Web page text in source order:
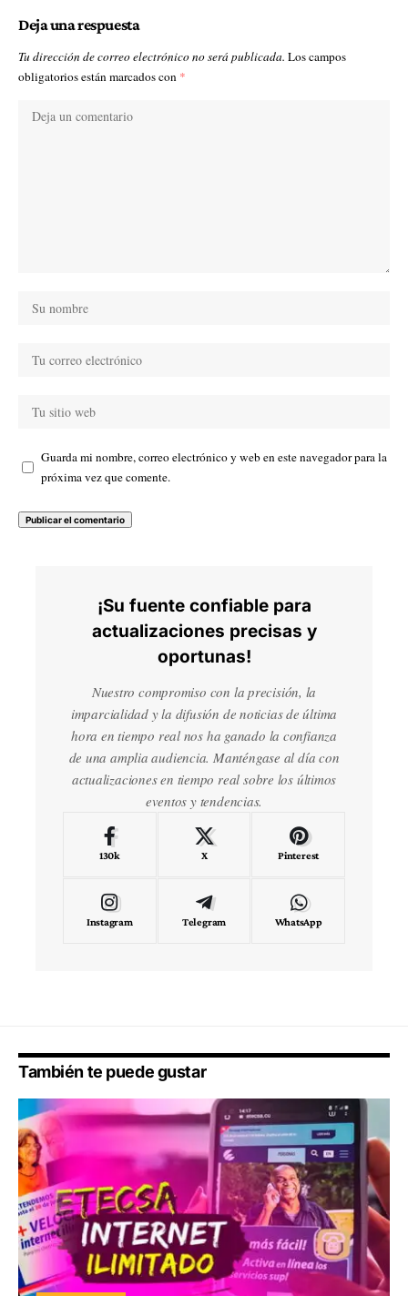
Deja una respuesta
Tu dirección de correo electrónico no será publicada. Los campos
obligatorios están marcados con *
Guarda mi nombre, correo electrónico y web en este navegador para la
próxima vez que comente.
¡Su fuente confiable para
actualizaciones precisas y
oportunas!
Nuestro compromiso con la precisión, la
imparcialidad y la difusión de noticias de última
hora en tiempo real nos ha ganado la confianza
de una amplia audiencia. Manténgase al día con
actualizaciones en tiempo real sobre los últimos
eventos y tendencias.
130k X Pinterest
Instagram Telegram WhatsApp
También te puede gustar